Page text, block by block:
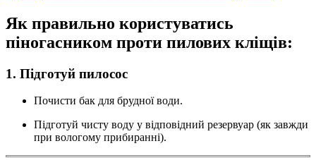
Як правильно користуватись
піногасником проти пилових кліщів:
1. Підготуй пилосос
Почисти бак для брудної води.
Підготуй чисту воду у відповідний резервуар (як завжди
при вологому прибиранні).